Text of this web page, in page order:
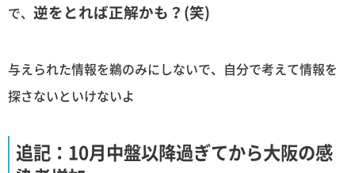
で、 逆をとれば正解かも？(笑)
与えられた情報を鵜のみにしないで、自分で考えて情報を
探さないといけないよ
追記：10月中盤以降過ぎてから大阪の感